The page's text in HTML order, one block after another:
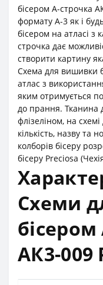
бісером А-строчка
формату А-3 як і
бісером на атласі з
строчка дає
створити картину
Схема для вишивки
атлас з
яким отримується
до прання. Тканина
флізеліном, на
кількість, назву та
колборів бісеру
бісеру Preciosa
Схеми
АК3-009